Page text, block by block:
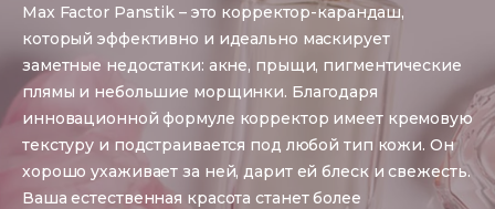
Max Factor Panstik – это корректор-карандаш,
который эффективно и идеально маскирует
заметные недостатки: акне, прыщи, пигментические
плямы и небольшие морщинки. Благодаря
инновационной формуле корректор имеет кремовую
текстуру и подстраивается под любой тип кожи. Он
хорошо ухаживает за ней, дарит ей блеск и свежесть.
Ваша естественная красота станет более